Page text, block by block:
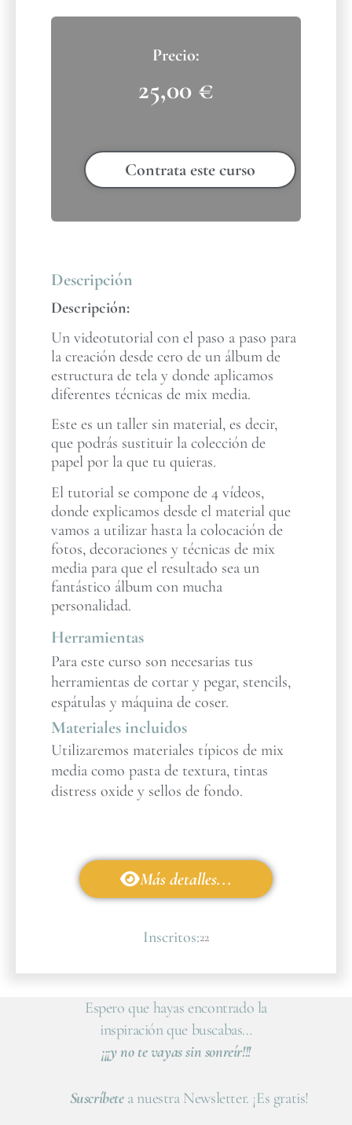
25,00 €
Contrata este curso
Descripción
Descripción:
Un videotutorial con el paso a paso para
la creación desde cero de un álbum de
estructura de tela y donde aplicamos
diferentes técnicas de mix media.
Este es un taller sin material, es decir,
que podrás sustituir la colección de
papel por la que tu quieras.
El tutorial se compone de 4 vídeos,
donde explicamos desde el material que
vamos a utilizar hasta la colocación de
fotos, decoraciones y técnicas de mix
media para que el resultado sea un
fantástico álbum con mucha
personalidad.
Herramientas
Para este curso son necesarias tus
herramientas de cortar y pegar, stencils,
espátulas y máquina de coser.
Materiales incluidos
Utilizaremos materiales típicos de mix
media como pasta de textura, tintas
distress oxide y sellos de fondo.
Más detalles...
Inscritos:22
Espero que hayas encontrado la
inspiración que buscabas…
¡¡¡y no te vayas sin sonreír!!!
Suscríbetea nuestra Newsletter. ¡Es gratis!